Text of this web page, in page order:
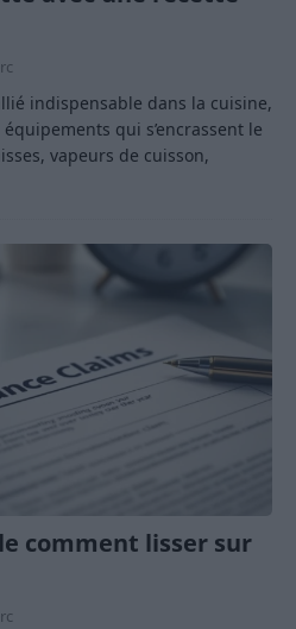
indispensable dans la cuisine,
qui s’encrassent le
vapeurs de cuisson,
comment lisser sur